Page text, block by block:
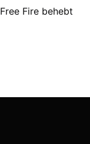
Fire behebt